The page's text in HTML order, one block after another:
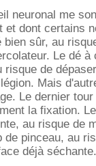
neuronal me
et dont certains
bien sûr, au
Le dé à
risque de
Mais
Le dernier
la fixation.
au risque de
pinceau, au
déjà séchante.